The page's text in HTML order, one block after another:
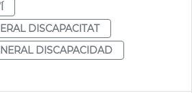
DISCAPACITAT
DISCAPACIDAD